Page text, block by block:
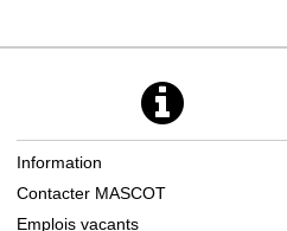
Information
Contacter MASCOT
Emplois vacants